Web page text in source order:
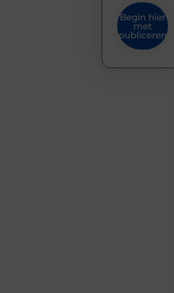
Begin hier
met
publiceren